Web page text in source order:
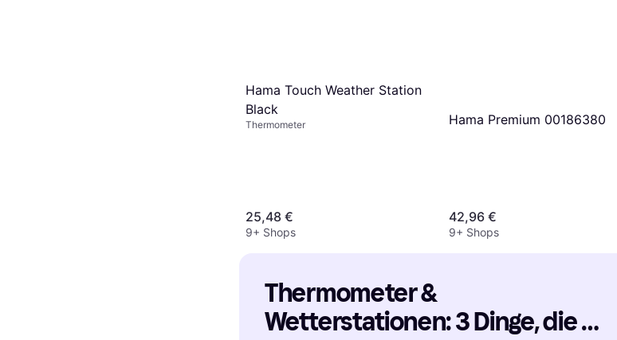
Hama Touch Weather Station
Black
Thermometer
25,48 €
9+ Shops
Hama Premium 00186380
42,96 €
9+ Shops
Thermometer &
Wetterstationen: 3 Dinge, die